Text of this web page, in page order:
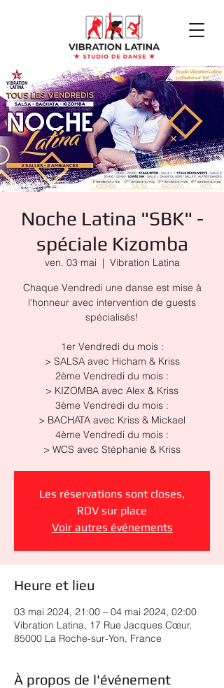
Noche Latina "SBK" -
spéciale Kizomba
ven. 03 mai
  |
Vibration Latina
Chaque Vendredi une danse est mise à
l'honneur avec intervention de guests
spécialisés!
1er Vendredi du mois :
> SALSA avec Hicham & Kriss
2ème Vendredi du mois :
> KIZOMBA avec Alex & Kriss
3ème Vendredi du mois :
> BACHATA avec Kriss & Mickael
4ème Vendredi du mois :
> WCS avec Stéphanie & Kriss
Les réservations sont closes,
RDV sur place
Voir autres événements
Heure et lieu
03 mai 2024, 21:00 – 04 mai 2024, 02:00
Vibration Latina, 17 Rue Jacques Cœur,
85000 La Roche-sur-Yon, France
À propos de l'événement